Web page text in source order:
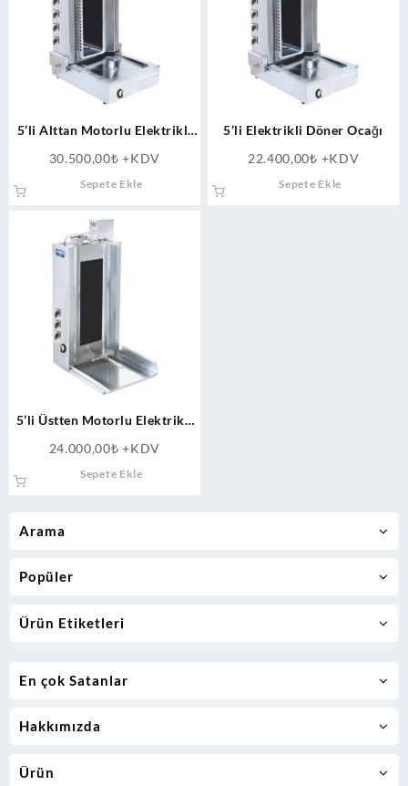
Arama
Popüler
Ürün Etiketleri
5’li Alttan Motorlu Elektrikli
30.500,00₺ +KDV
Sepete Ekle
5’li Elektrikli Döner Ocağı
22.400,00₺ +KDV
Sepete Ekle
5’li Üstten Motorlu Elektrikli
24.000,00₺ +KDV
Sepete Ekle
En çok Satanlar
Hakkımızda
Ürün